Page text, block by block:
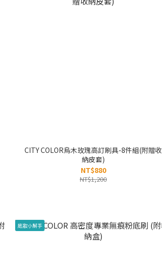
CITY COLOR烏木玫瑰高訂刷具-8件組(附贈收
納皮套)
NT$880
NT$1,200
底妝小幫手